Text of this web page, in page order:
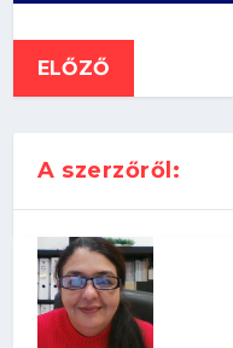
ELŐZŐ
A szerzőről: